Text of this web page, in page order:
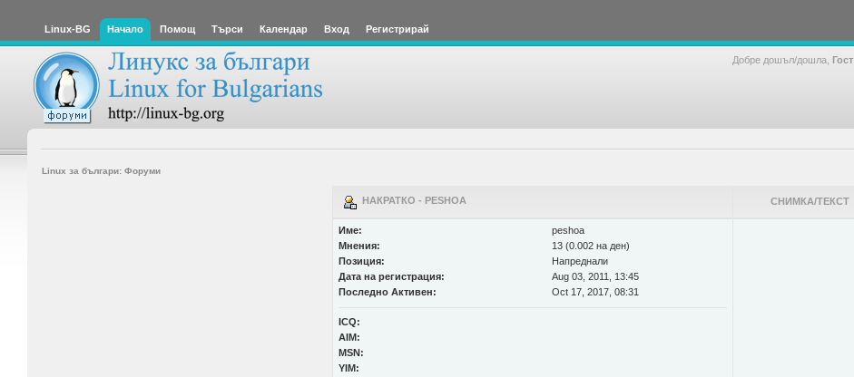
Linux-BG Начало Помощ Търси Календар Вход Регистрирай
Добре дошъл/дошла, Гост
Linux за българи: Форуми
НАКРАТКО - PESHOA СНИМКА/ТЕКСТ
Име:
peshoa
Мнения:
13 (0.002 на ден)
Позиция:
Напреднали
Дата на регистрация:
Aug 03, 2011, 13:45
Последно Активен:
Oct 17, 2017, 08:31
ICQ:
AIM:
MSN:
YIM: